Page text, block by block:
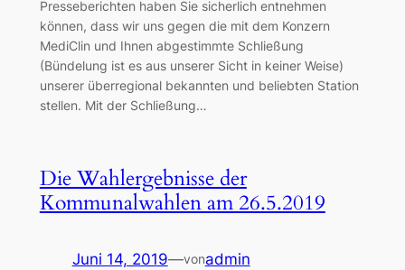
Presseberichten haben Sie sicherlich entnehmen
können, dass wir uns gegen die mit dem Konzern
MediClin und Ihnen abgestimmte Schließung
(Bündelung ist es aus unserer Sicht in keiner Weise)
unserer überregional bekannten und beliebten Station
stellen. Mit der Schließung…
Die Wahlergebnisse der
Kommunalwahlen am 26.5.2019
Juni 14, 2019—vonadmin